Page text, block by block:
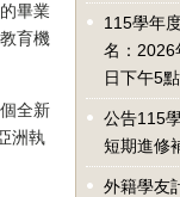
畢業
育機
全新
洲執
115學年
名：2026
日下午5點
公告115
短期進修
外籍學友